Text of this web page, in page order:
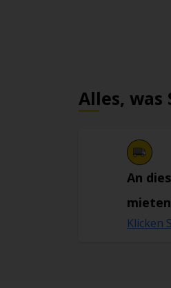
Alles, was
An
mieten
Klicken